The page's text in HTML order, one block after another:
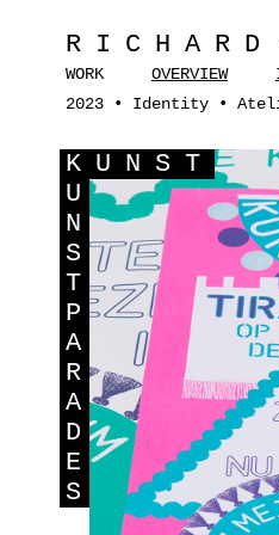
WORK OVERVIEW
2023 • Identity •
K UNST
U
N
S
T
P
A
R
A
D
E
S